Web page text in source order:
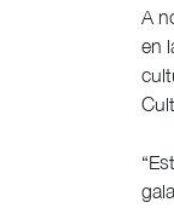
A
en